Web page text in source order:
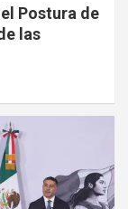
Postura de
las